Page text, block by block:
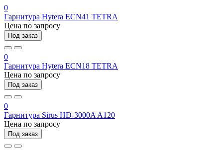
0
Гарнитура Hytera ECN41 TETRA
Цена по запросу
Под заказ
0
Гарнитура Hytera ECN18 TETRA
Цена по запросу
Под заказ
0
Гарнитура Sirus HD-3000A A120
Цена по запросу
Под заказ